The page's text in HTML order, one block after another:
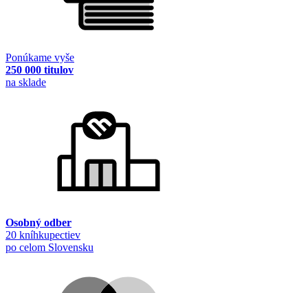
Ponúkame vyše
250 000 titulov
na sklade
Osobný odber
20 kníhkupectiev
po celom Slovensku